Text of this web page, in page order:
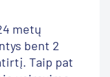
metų
bent 2
Taip pat